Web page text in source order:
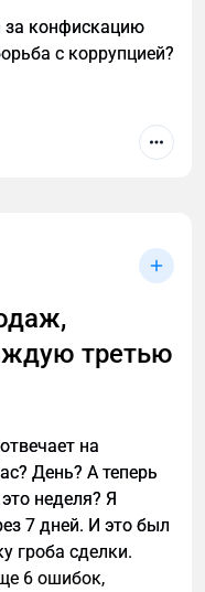
за конфискацию
с коррупцией?
третью
на
День? А теперь
неделя? Я
7 дней. И это был
гроба сделки.
6 ошибок,